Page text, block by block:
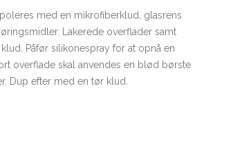
med en mikrofiberklud, glasrens
Lakerede overflader samt
Påfør silikonespray for at opnå en
overflade skal anvendes en blød børste
Dup efter med en tør klud.